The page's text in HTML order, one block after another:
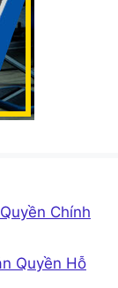
Chính
Quyền Hỗ